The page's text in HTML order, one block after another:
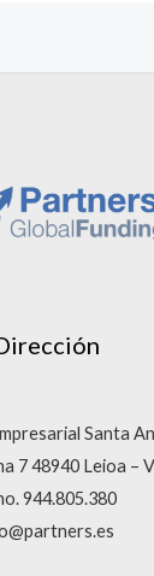
Santa
7 48940 Leioa –
944.805.380